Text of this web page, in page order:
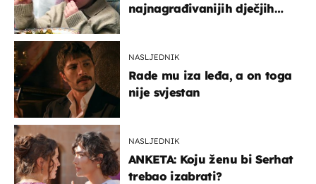
najnagrađivanijih dječjih
NASLJEDNIK
Rade mu iza leđa, a on toga
nije svjestan
NASLJEDNIK
ANKETA: Koju ženu bi Serhat
trebao izabrati?